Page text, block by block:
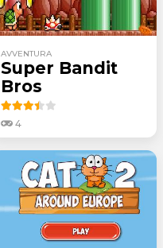
AVVENTURA
Super Bandit
Bros
4